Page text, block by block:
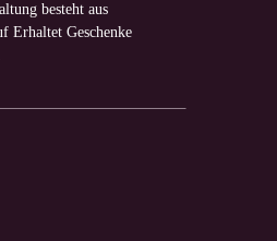
besteht aus
Erhaltet Geschenke